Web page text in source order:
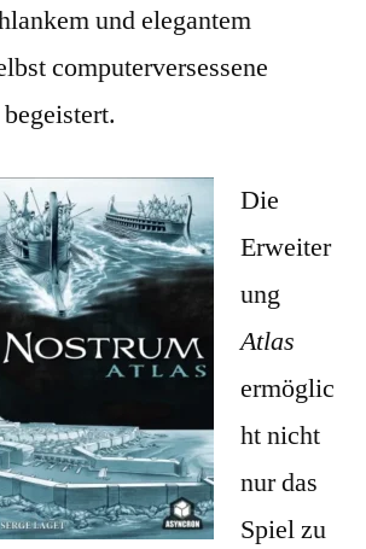
und elegantem
computerversessene
Die
Erweiter
ung
Atlas
ermöglic
ht nicht
nur das
Spiel zu